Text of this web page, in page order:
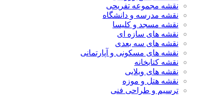
نقشه مجموعه تفریحی
نقشه مدرسه و دانشگاه
نقشه مسجد و کلیسا
نقشه های سازه ای
نقشه های سه بعدی
نقشه های مسکونی و آپارتمانی
نقشه کتابخانه
نقشه های ویلایی
نقشه هتل و موزه
ترسیم و طراحی فنی